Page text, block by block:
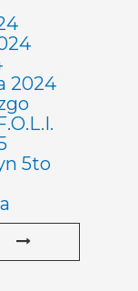
2024
5to